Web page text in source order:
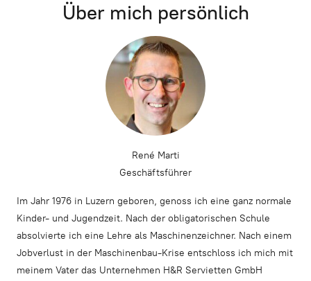
Über mich persönlich
René Marti
Geschäftsführer
Im Jahr 1976 in Luzern geboren, genoss ich eine ganz normale
Kinder- und Jugendzeit. Nach der obligatorischen Schule
absolvierte ich eine Lehre als Maschinenzeichner. Nach einem
Jobverlust in der Maschinenbau-Krise entschloss ich mich mit
meinem Vater das Unternehmen H&R Servietten GmbH